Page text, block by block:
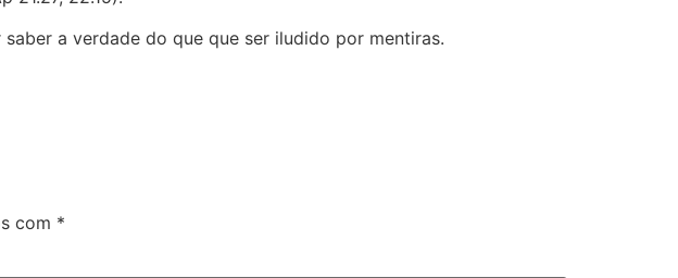
a verdade do que que ser iludido por mentiras.
com *